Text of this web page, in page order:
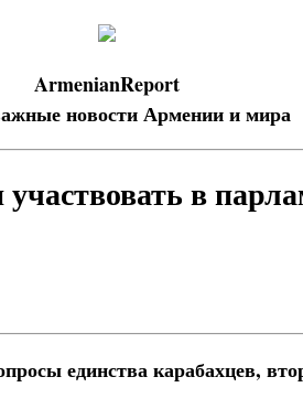
ArmenianReport
новости Армении и мира
в
единства карабахцев,